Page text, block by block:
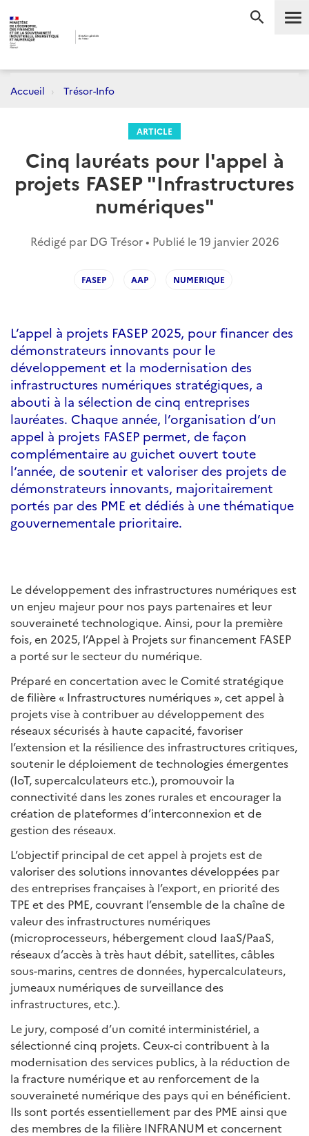
Accueil Trésor-Info
ARTICLE
Cinq lauréats pour l'appel à
projets FASEP "Infrastructures
numériques"
Rédigé par DG Trésor • Publié le19 janvier 2026
FASEP AAP NUMERIQUE
L’appel à projets FASEP 2025, pour financer des
démonstrateurs innovants pour le
développement et la modernisation des
infrastructures numériques stratégiques, a
abouti à la sélection de cinq entreprises
lauréates. Chaque année, l’organisation d’un
appel à projets FASEP permet, de façon
complémentaire au guichet ouvert toute
l‘année, de soutenir et valoriser des projets de
démonstrateurs innovants, majoritairement
portés par des PME et dédiés à une thématique
gouvernementale prioritaire.
Le développement des infrastructures numériques est
un enjeu majeur pour nos pays partenaires et leur
souveraineté technologique. Ainsi, pour la première
fois, en 2025, l’Appel à Projets sur financement FASEP
a porté sur le secteur du numérique.
Préparé en concertation avec le Comité stratégique
de filière « Infrastructures numériques », cet appel à
projets vise à contribuer au développement des
réseaux sécurisés à haute capacité, favoriser
l’extension et la résilience des infrastructures critiques,
soutenir le déploiement de technologies émergentes
(IoT, supercalculateurs etc.), promouvoir la
connectivité dans les zones rurales et encourager la
création de plateformes d’interconnexion et de
gestion des réseaux.
L’objectif principal de cet appel à projets est de
valoriser des solutions innovantes développées par
des entreprises françaises à l’export, en priorité des
TPE et des PME, couvrant l’ensemble de la chaîne de
valeur des infrastructures numériques
(microprocesseurs, hébergement cloud IaaS/PaaS,
réseaux d’accès à très haut débit, satellites, câbles
sous-marins, centres de données, hypercalculateurs,
jumeaux numériques de surveillance des
infrastructures, etc.).
Le jury, composé d’un comité interministériel, a
sélectionné cinq projets. Ceux-ci contribuent à la
modernisation des services publics, à la réduction de
la fracture numérique et au renforcement de la
souveraineté numérique des pays qui en bénéficient.
Ils sont portés essentiellement par des PME ainsi que
des membres de la filière INFRANUM et concernent